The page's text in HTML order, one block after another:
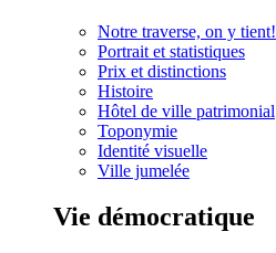
Notre traverse, on y tient!
Portrait et statistiques
Prix et distinctions
Histoire
Hôtel de ville patrimonial
Toponymie
Identité visuelle
Ville jumelée
Vie démocratique